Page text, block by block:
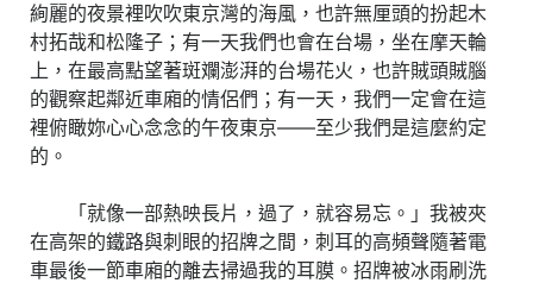
絢麗的夜景裡吹吹東京灣的海風，也許無厘頭的扮起木
村拓哉和松隆子；有一天我們也會在台場，坐在摩天輪
上，在最高點望著斑斕澎湃的台場花火，也許賊頭賊腦
的觀察起鄰近車廂的情侶們；有一天，我們一定會在這
裡俯瞰妳心心念念的午夜東京——至少我們是這麼約定
的。
「就像一部熱映長片，過了，就容易忘。」我被夾
在高架的鐵路與刺眼的招牌之間，刺耳的高頻聲隨著電
車最後一節車廂的離去掃過我的耳膜。招牌被冰雨刷洗